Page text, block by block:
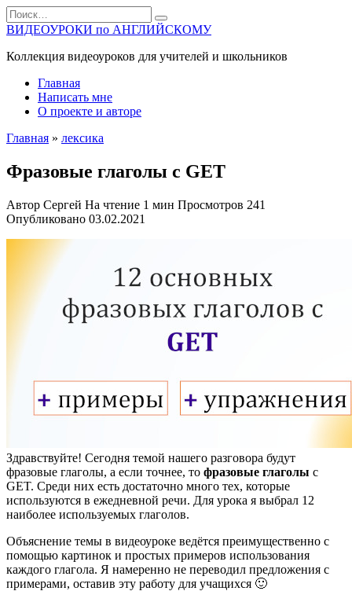
Перейти
к
содержанию
Search
for:
ВИДЕОУРОКИ по АНГЛИЙСКОМУ
Коллекция видеоуроков для учителей и школьников
Главная
Написать мне
О проекте и авторе
Главная » лексика
Фразовые глаголы с GET
Автор Сергей На чтение 1 мин Просмотров 241
Опубликовано 03.02.2021
Здравствуйте! Сегодня темой нашего разговора будут
фразовые глаголы, а если точнее, то фразовые глаголы с
GET. Среди них есть достаточно много тех, которые
используются в ежедневной речи. Для урока я выбрал 12
наиболее используемых глаголов.
Объяснение темы в видеоуроке ведётся преимущественно с
помощью картинок и простых примеров использования
каждого глагола. Я намеренно не переводил предложения с
примерами, оставив эту работу для учащихся 🙂